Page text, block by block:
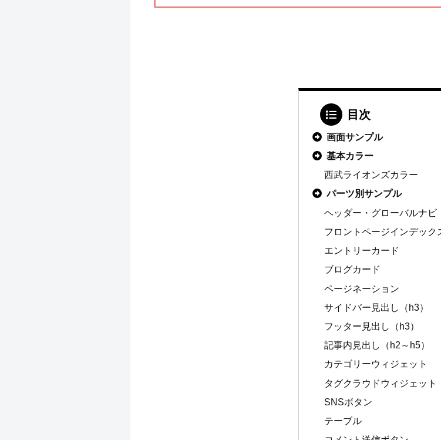
目次
画面サンプル
基本カラー
西武ライオンズカラー
パーツ別サンプル
ヘッダー・グローバルナビ
フロントページインデック
エントリーカード
ブログカード
ページネーション
サイドバー見出し（h3）
フッター見出し（h3）
記事内見出し（h2～h5）
カテゴリーウィジェット
タグクラウドウィジェット
SNSボタン
テーブル